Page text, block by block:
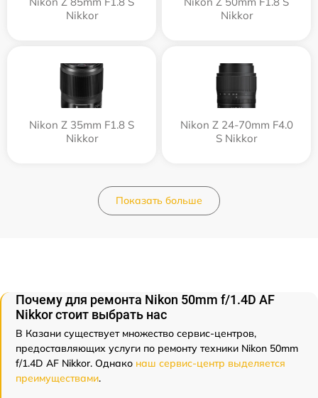
Nikkor
Nikkor
Nikon Z 35mm F1.8 S
Nikkor
Nikon Z 24-70mm F4.0
S Nikkor
Показать больше
Почему для ремонта Nikon 50mm f/1.4D AF
Nikkor стоит выбрать нас
В Казани существует множество сервис-центров,
предоставляющих услуги по ремонту техники Nikon 50mm
f/1.4D AF Nikkor. Однако наш сервис-центр выделяется
преимуществами.